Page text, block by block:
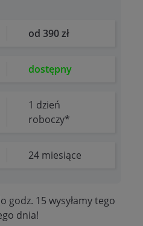
od 390 zł
dostępny
1 dzień
roboczy*
24 miesiące
godz. 15 wysyłamy tego
dnia!